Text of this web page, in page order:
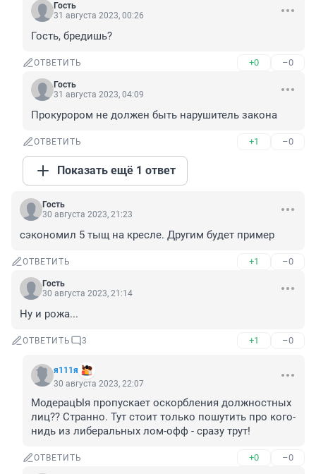
Гость
31 августа 2023, 00:26
Гость, бредишь?
ОТВЕТИТЬ +0 –0
Гость
31 августа 2023, 04:09
Прокурором не должен быть нарушитель закона
ОТВЕТИТЬ +1 –0
Показать ещё 1 ответ
Гость
30 августа 2023, 21:23
сэкономил 5 тыщ на кресле. Другим будет пример
ОТВЕТИТЬ +1 –0
Гость
30 августа 2023, 21:14
Ну и рожа...
ОТВЕТИТЬ 3 +1 –0
я111я
30 августа 2023, 22:07
МодерацЫя пропускает оскорбления должностных
лиц?? Странно. Тут стоит только пошутить про кого-
нидь из либеральных лом-офф - сразу трут!
ОТВЕТИТЬ +0 –0